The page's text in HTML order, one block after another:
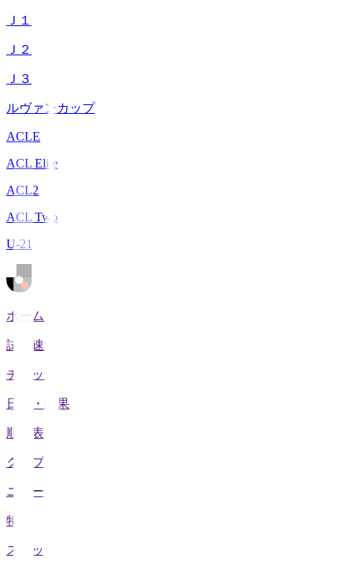
Ｊ１
Ｊ２
Ｊ３
ルヴァンカップ
ACLE
ACL Elite
ACL2
ACL Two
U-21
ホーム
試合速報
チケット
日程・結果
順位表
クラブ
ニュース
特集
スタッツ